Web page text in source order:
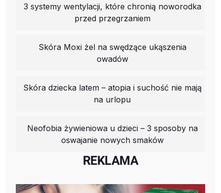
3 systemy wentylacji, które chronią noworodka
przed przegrzaniem
Skóra Moxi żel na swędzące ukąszenia
owadów
Skóra dziecka latem – atopia i suchość nie mają
na urlopu
Neofobia żywieniowa u dzieci – 3 sposoby na
oswajanie nowych smaków
REKLAMA